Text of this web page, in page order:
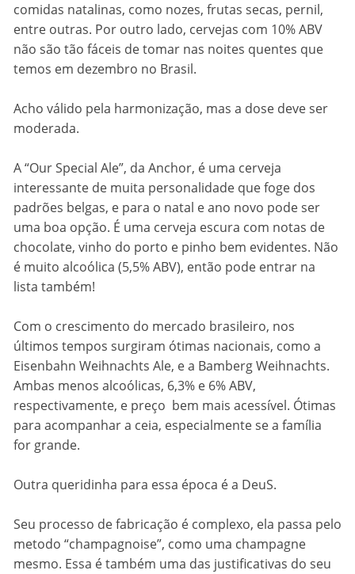
comidas natalinas, como nozes, frutas secas, pernil,
entre outras. Por outro lado, cervejas com 10% ABV
não são tão fáceis de tomar nas noites quentes que
temos em dezembro no Brasil.
Acho válido pela harmonização, mas a dose deve ser
moderada.
A “Our Special Ale”, da Anchor, é uma cerveja
interessante de muita personalidade que foge dos
padrões belgas, e para o natal e ano novo pode ser
uma boa opção. É uma cerveja escura com notas de
chocolate, vinho do porto e pinho bem evidentes. Não
é muito alcoólica (5,5% ABV), então pode entrar na
lista também!
Com o crescimento do mercado brasileiro, nos
últimos tempos surgiram ótimas nacionais, como a
Eisenbahn Weihnachts Ale, e a Bamberg Weihnachts.
Ambas menos alcoólicas, 6,3% e 6% ABV,
respectivamente, e preço bem mais acessível. Ótimas
para acompanhar a ceia, especialmente se a família
for grande.
Outra queridinha para essa época é a DeuS.
Seu processo de fabricação é complexo, ela passa pelo
metodo “champagnoise”, como uma champagne
mesmo. Essa é também uma das justificativas do seu